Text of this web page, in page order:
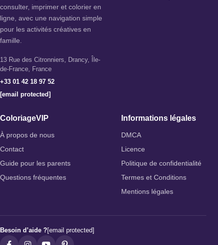
consulter, imprimer et colorier en
ligne, avec une navigation simple
pour les activités créatives en
famille.
13 Rue des Citronniers, Drancy, Île-
de-France, France
+33 01 42 18 97 52
[email protected]
ColoriageVIP
À propos de nous
Contact
Guide pour les parents
Questions fréquentes
Informations légales
DMCA
Licence
Politique de confidentialité
Termes et Conditions
Mentions légales
Besoin d’aide ?[email protected]